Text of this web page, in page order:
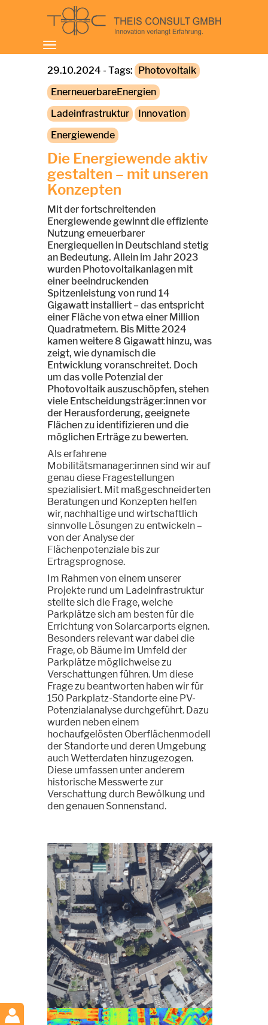
Toggle
navigation
29.10.2024 - Tags: Photovoltaik
EnerneuerbareEnergien
Ladeinfrastruktur
Innovation
Energiewende
Die Energiewende aktiv
gestalten – mit unseren
Konzepten
Mit der fortschreitenden
Energiewende gewinnt die effiziente
Nutzung erneuerbarer
Energiequellen in Deutschland stetig
an Bedeutung. Allein im Jahr 2023
wurden Photovoltaikanlagen mit
einer beeindruckenden
Spitzenleistung von rund 14
Gigawatt installiert – das entspricht
einer Fläche von etwa einer Million
Quadratmetern. Bis Mitte 2024
kamen weitere 8 Gigawatt hinzu, was
zeigt, wie dynamisch die
Entwicklung voranschreitet. Doch
um das volle Potenzial der
Photovoltaik auszuschöpfen, stehen
viele Entscheidungsträger:innen vor
der Herausforderung, geeignete
Flächen zu identifizieren und die
möglichen Erträge zu bewerten.
Als erfahrene
Mobilitätsmanager:innen sind wir auf
genau diese Fragestellungen
spezialisiert. Mit maßgeschneiderten
Beratungen und Konzepten helfen
wir, nachhaltige und wirtschaftlich
sinnvolle Lösungen zu entwickeln –
von der Analyse der
Flächenpotenziale bis zur
Ertragsprognose.
Im Rahmen von einem unserer
Projekte rund um Ladeinfrastruktur
stellte sich die Frage, welche
Parkplätze sich am besten für die
Errichtung von Solarcarports eignen.
Besonders relevant war dabei die
Frage, ob Bäume im Umfeld der
Parkplätze möglichweise zu
Verschattungen führen. Um diese
Frage zu beantworten haben wir für
150 Parkplatz-Standorte eine PV-
Potenzialanalyse durchgeführt. Dazu
wurden neben einem
hochaufgelösten Oberflächenmodell
der Standorte und deren Umgebung
auch Wetterdaten hinzugezogen.
Diese umfassen unter anderem
historische Messwerte zur
Verschattung durch Bewölkung und
den genauen Sonnenstand.